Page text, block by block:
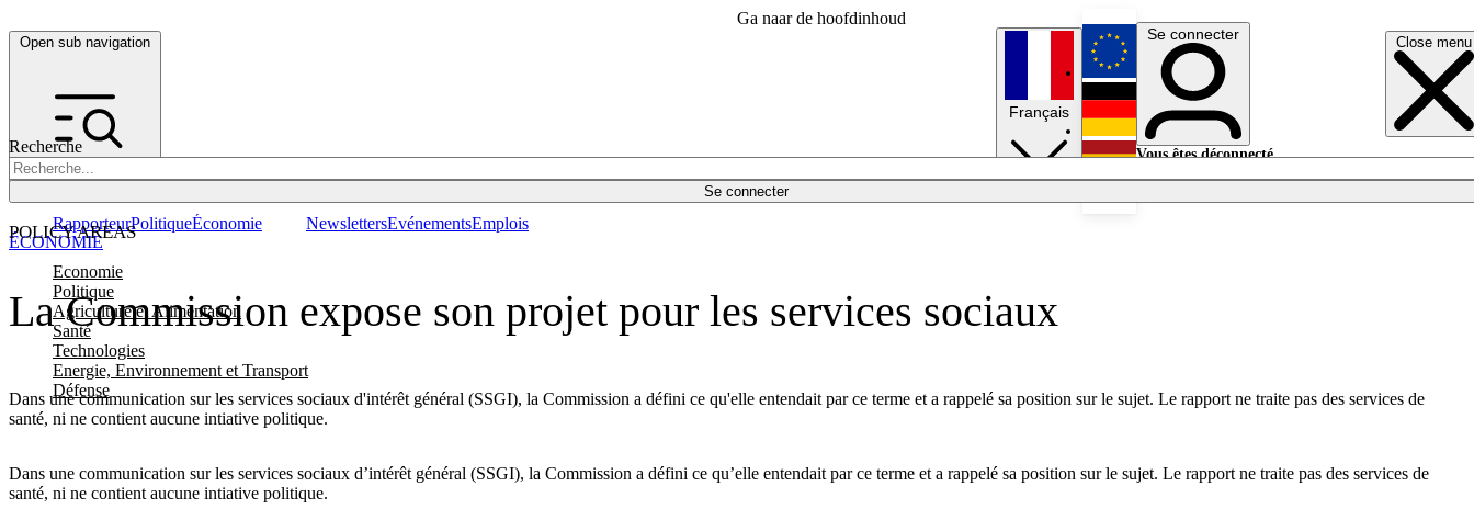
Ga naar de hoofdinhoud
Open sub navigation Close menu
Recherche
Se connecter
POLICY AREAS
Economie
Politique
Agriculture et Alimentation
Santé
Technologies
Energie, Environnement et Transport
Défense
RapporteurPolitiqueÉconomie NewslettersEvénementsEmplois
Français
English
Deutsch
Se connecter
Vous êtes déconnecté.
La Commission expose son projet pour les services sociaux
Dans une communication sur les services sociaux d'intérêt général (SSGI), la Commission a défini ce qu'elle entendait par ce terme et a rappelé sa position sur le sujet. Le rapport ne traite pas des services de
santé, ni ne contient aucune intiative politique.
ÉCONOMIE
Dans une communication sur les services sociaux d’intérêt général (SSGI), la Commission a défini ce qu’elle entendait par ce terme et a rappelé sa position sur le sujet. Le rapport ne traite pas des services de
santé, ni ne contient aucune intiative politique.